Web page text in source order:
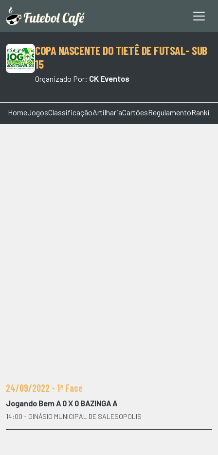
COPA NASCENTE DO TIETÊ DE FUTSAL- SUB
15
Organizado Por: CK Eventos
HomeJogosClassificaçãoArtilhariaCartõesRegulamentoRanking
24/09/2022 - 1ª Fase
Jogando Bem A 0 X 0 BAZINGA A
14:00 - GINÁSIO MUNICIPAL DE SALESOPOLIS